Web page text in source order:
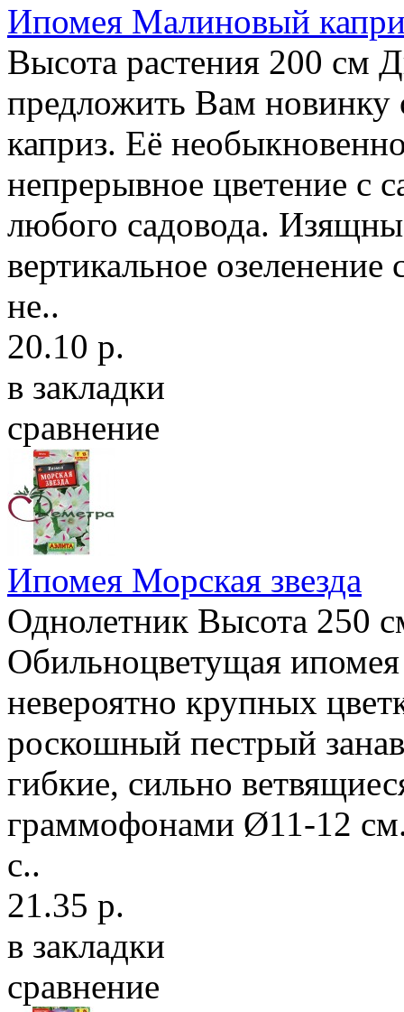
Ипомея Малиновый
Высота растения 200 см
предложить Вам
каприз. Её
непрерывное цветение с
любого садовода.
вертикальное
не..
20.10 р.
в закладки
сравнение
Ипомея Морская звезда
Однолетник Высота 250
Обильноцветущая
невероятно крупных
роскошный пестрый
гибкие, сильно
граммофонами Ø11-12
с..
21.35 р.
в закладки
сравнение